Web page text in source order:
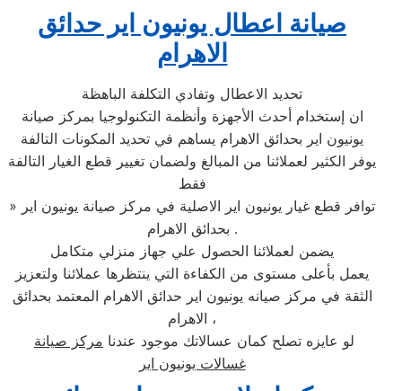
صيانة اعطال يونيون اير حدائق
الاهرام
تحديد الاعطال وتفادي التكلفة الباهظة
ان إستخدام أحدث الأجهزة وأنظمة التكنولوجيا بمركز صيانة
يونيون اير بحدائق الاهرام يساهم في تحديد المكونات التالفة
يوفر الكثير لعملائنا من المبالغ ولضمان تغيير قطع الغيار التالفة
فقط
» توافر قطع غيار يونيون اير الاصلية في مركز صيانة يونيون اير
بحدائق الاهرام .
يضمن لعملائنا الحصول علي جهاز منزلي متكامل
يعمل بأعلى مستوى من الكفاءة التي ينتظرها عملائنا ولتعزيز
الثقة في مركز صيانه يونيون اير حدائق الاهرام المعتمد بحدائق
الاهرام ،
لو عايزه تصلح كمان عسالاتك موجود عندنا مركز صيانة
غسالات يونيون اير